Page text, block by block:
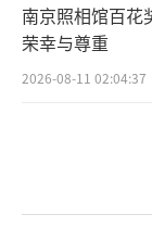
南京照相馆百花
荣幸与尊重
2026-08-11 02:04:37